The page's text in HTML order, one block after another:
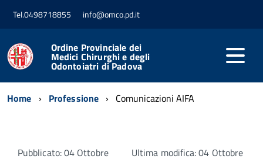
Tel.0498718855 info@omco.pd.it
Ordine Provinciale dei
Medici Chirurghi e degli
Odontoiatri di Padova
Home Professione Comunicazioni AIFA
Pubblicato: 04 Ottobre
Ultima modifica: 04 Ottobre